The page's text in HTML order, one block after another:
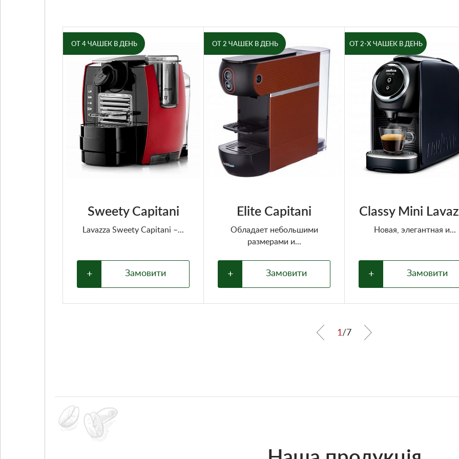
ОТ 4 ЧАШЕК В ДЕНЬ
Sweety Capitani
Lavazza Sweety Capitani –...
+ Замовити
ОТ 2 ЧАШЕК В ДЕНЬ
Elite Capitani
Обладает небольшими
размерами и...
+ Замовити
ОТ 2-Х ЧАШЕК В ДЕНЬ
Classy Mini
Новая, элегантная и...
+ Замовити
1/7